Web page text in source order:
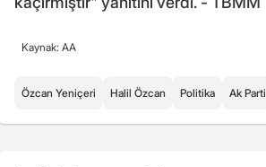
Kaynak: AA
Özcan Yeniçeri Halil Özcan Politika Ak Parti